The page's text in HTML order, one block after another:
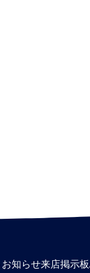
お知らせ来店掲示板